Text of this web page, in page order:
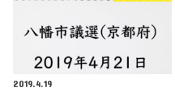
2019.4.19